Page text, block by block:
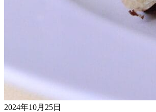
2024年10月25日